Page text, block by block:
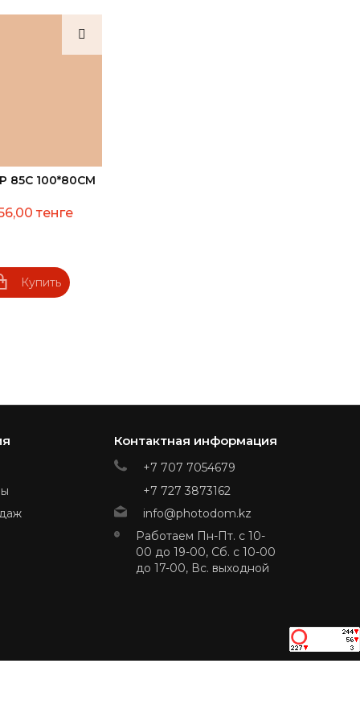
85C 100*80СМ
тенге
Купить
Контактная информация
+7 707 7054679
+7 727 3873162
info@photodom.kz
Работаем Пн-Пт. с 10-
00 до 19-00, Сб. с 10-00
до 17-00, Вс. выходной